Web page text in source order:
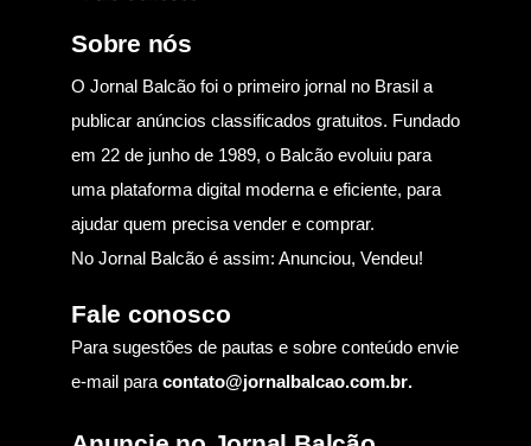
Sobre nós
O Jornal Balcão foi o primeiro jornal no Brasil a
publicar anúncios classificados gratuitos. Fundado
em 22 de junho de 1989, o Balcão evoluiu para
uma plataforma digital moderna e eficiente, para
ajudar quem precisa vender e comprar.
No Jornal Balcão é assim: Anunciou, Vendeu!
Fale conosco
Para sugestões de pautas e sobre conteúdo envie
e-mail para contato@jornalbalcao.com.br.